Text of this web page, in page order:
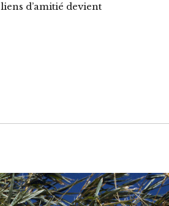
d’amitié devient